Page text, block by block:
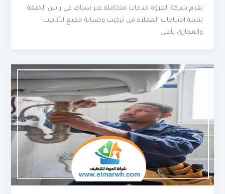
تقدم شركة المروة خدمات متكاملة عبر سباك في راس الخيمة
لتلبية احتياجات العملاء من تركيب وصيانة جميع الأنابيب
والمجاري بأعلى